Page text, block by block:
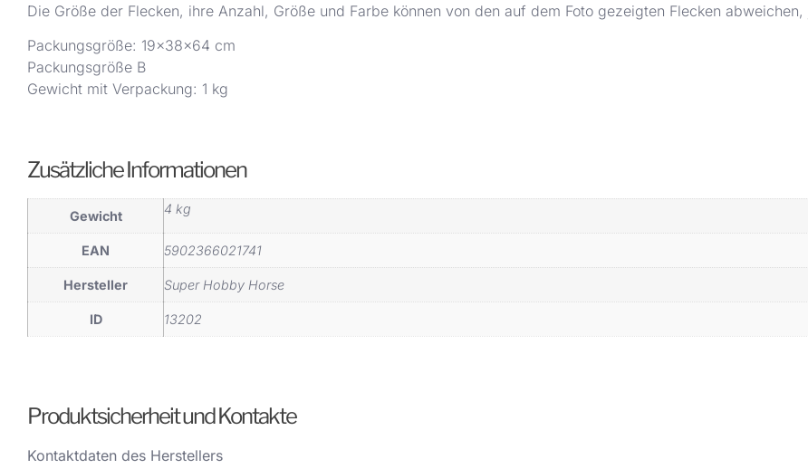
Die Größe der Flecken, ihre Anzahl, Größe und Farbe können von den auf dem Foto gezeigten Flecken
Packungsgröße: 19x38x64 cm
Packungsgröße B
Gewicht mit Verpackung: 1 kg
Zusätzliche Informationen
Gewicht 4 kg
EAN 5902366021741
Hersteller Super Hobby Horse
ID 13202
Produktsicherheit und Kontakte
Kontaktdaten des Herstellers